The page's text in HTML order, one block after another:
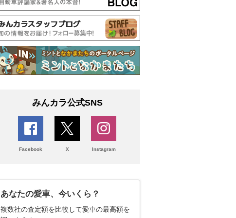
みんカラ公式SNS
Facebook X Instagram
あなたの愛車、今いくら？
複数社の査定額を比較して愛車の最高額を